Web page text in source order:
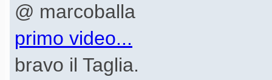
@ marcoballa
primo video...
bravo il Taglia.